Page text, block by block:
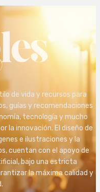
de vida y recursos para
guías y recomendaciones
tecnología y mucho
la innovación. El diseño de
e ilustraciones y la
cuentan con el apoyo de
bajo una estricta
la máxima calidad y